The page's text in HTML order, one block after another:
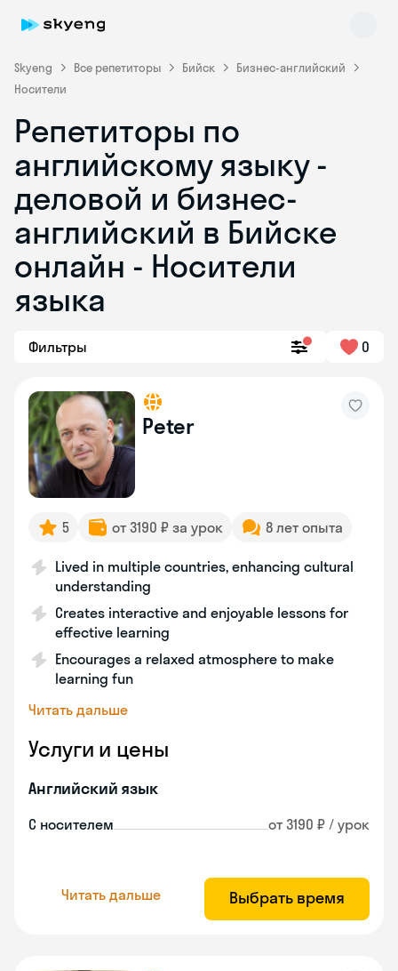
Skyeng Все репетиторы Бийск
Бизнес-английский
Носители
Репетиторы по
английскому языку -
деловой и бизнес-
английский в Бийске
онлайн - Носители
языка
Фильтры 0
Peter
5 от 3190 ₽ за урок 8 лет опыта
Lived in multiple countries, enhancing cultural
understanding
Creates interactive and enjoyable lessons for
effective learning
Encourages a relaxed atmosphere to make
learning fun
Читать дальше
Услуги и цены
Английский язык
С носителем от 3190 ₽ / урок
Читать дальше Выбрать время
Skyeng Chat